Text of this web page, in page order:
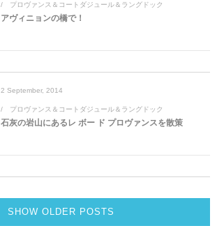
プロヴァンス＆コートダジュール＆ラングドック
アヴィニョンの橋で！
2 September, 2014
プロヴァンス＆コートダジュール＆ラングドック
石灰の岩山にあるレ ボー ド プロヴァンスを散策
SHOW OLDER POSTS